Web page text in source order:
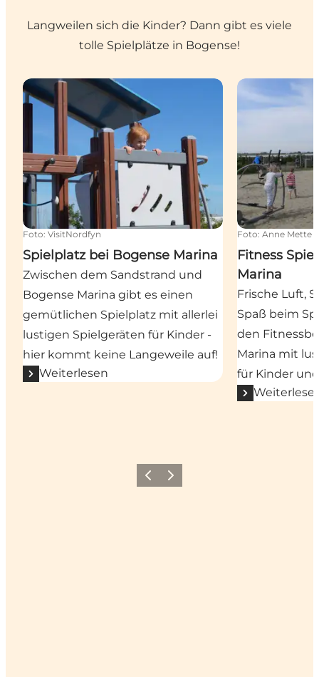
Langweilen sich die Kinder? Dann gibt es viele
tolle Spielplätze in Bogense!
Spielplatz bei Bogense Marina
Foto: VisitNordfyn
Spielplatz bei Bogense Marina
Zwischen dem Sandstrand und
Bogense Marina gibt es einen
gemütlichen Spielplatz mit allerlei
lustigen Spielgeräten für Kinder -
hier kommt keine Langeweile auf!
Weiterlesen
Fitness
Foto: Anne Mette
Fitness
Marina
Frische Luft,
Spaß beim
den
Marina mit
für Kinder
Vorherige Folie
Nächste Folie